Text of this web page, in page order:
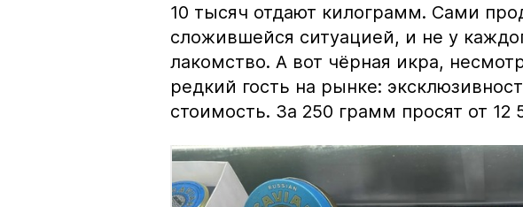
10 тысяч отдают килограмм. Сами
сложившейся ситуацией, и не у
лакомство. А вот чёрная икра,
редкий гость на рынке:
стоимость. За 250 грамм просят от 12